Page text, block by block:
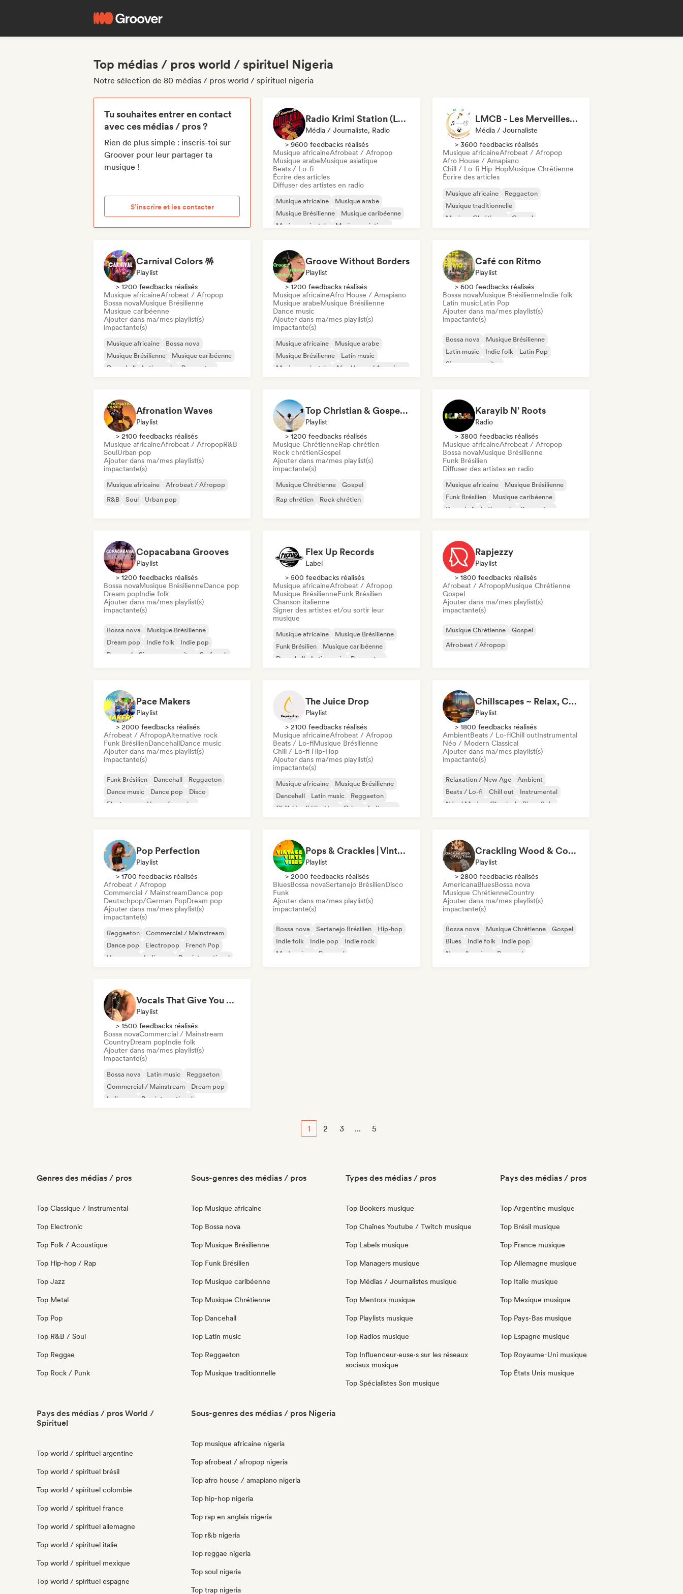
Top médias / pros world / spirituel Nigeria
Notre sélection de 80 médias / pros world / spirituel nigeria
Tu souhaites entrer en contact
avec ces médias / pros ?
Rien de plus simple : inscris-toi sur
Groover pour leur partager ta
musique !
S’inscrire et les contacter
Radio Krimi Station (La Radio)
Média / Journaliste, Radio
> 9600 feedbacks réalisés
Musique africaineAfrobeat / Afropop
Musique arabeMusique asiatique
Beats / Lo-fi
Écrire des articles
Diffuser des artistes en radio
Musique africaine
Musique arabe
Musique Brésilienne
Musique caribéenne
Musique orientale
Musique asiatique
LMCB - Les Merveilles du Congo 🇨🇬
Média / Journaliste
> 3600 feedbacks réalisés
Musique africaineAfrobeat / Afropop
Afro House / Amapiano
Chill / Lo-fi Hip-HopMusique Chrétienne
Écrire des articles
Musique africaine
Reggaeton
Musique traditionnelle
Musique Chrétienne
Gospel
Chill / Lo-fi Hip-Hop
Carnival Colors 🪅
Playlist
> 1200 feedbacks réalisés
Musique africaineAfrobeat / Afropop
Bossa novaMusique Brésilienne
Musique caribéenne
Ajouter dans ma/mes playlist(s)
impactante(s)
Musique africaine
Bossa nova
Musique Brésilienne
Musique caribéenne
Dancehall
Latin music
Reggaeton
Groove Without Borders
Playlist
> 1200 feedbacks réalisés
Musique africaineAfro House / Amapiano
Musique arabeMusique Brésilienne
Dance music
Ajouter dans ma/mes playlist(s)
impactante(s)
Musique africaine
Musique arabe
Musique Brésilienne
Latin music
Musique orientale
Afro House / Amapiano
Café con Ritmo
Playlist
> 600 feedbacks réalisés
Bossa novaMusique BrésilienneIndie folk
Latin musicLatin Pop
Ajouter dans ma/mes playlist(s)
impactante(s)
Bossa nova
Musique Brésilienne
Latin music
Indie folk
Latin Pop
Singer-songwriter
Afronation Waves
Playlist
> 2100 feedbacks réalisés
Musique africaineAfrobeat / AfropopR&B
SoulUrban pop
Ajouter dans ma/mes playlist(s)
impactante(s)
Musique africaine
Afrobeat / Afropop
R&B
Soul Urban pop
Top Christian & Gospel for the Soul
Playlist
> 1200 feedbacks réalisés
Musique ChrétienneRap chrétien
Rock chrétienGospel
Ajouter dans ma/mes playlist(s)
impactante(s)
Musique Chrétienne
Gospel
Rap chrétien
Rock chrétien
Karayib N' Roots
Radio
> 3800 feedbacks réalisés
Musique africaineAfrobeat / Afropop
Bossa novaMusique Brésilienne
Funk Brésilien
Diffuser des artistes en radio
Musique africaine
Musique Brésilienne
Funk Brésilien
Musique caribéenne
Dancehall
Latin music
Reggaeton
Copacabana Grooves
Playlist
> 1200 feedbacks réalisés
Bossa novaMusique BrésilienneDance pop
Dream popIndie folk
Ajouter dans ma/mes playlist(s)
impactante(s)
Bossa nova
Musique Brésilienne
Dream pop
Indie folk
Indie pop
Pop soul
Singer-songwriter Surf rock
Flex Up Records
Label
> 500 feedbacks réalisés
Musique africaineAfrobeat / Afropop
Musique BrésilienneFunk Brésilien
Chanson italienne
Signer des artistes et/ou sortir leur
musique
Musique africaine
Musique Brésilienne
Funk Brésilien
Musique caribéenne
Dancehall
Latin music
Reggaeton
Rapjezzy
Playlist
> 1800 feedbacks réalisés
Afrobeat / AfropopMusique Chrétienne
Gospel
Ajouter dans ma/mes playlist(s)
impactante(s)
Musique Chrétienne
Gospel
Afrobeat / Afropop
Pace Makers
Playlist
> 2000 feedbacks réalisés
Afrobeat / AfropopAlternative rock
Funk BrésilienDancehallDance music
Ajouter dans ma/mes playlist(s)
impactante(s)
Funk Brésilien Dancehall
Reggaeton
Dance music
Dance pop
Disco
Electropop
House française
The Juice Drop
Playlist
> 2100 feedbacks réalisés
Musique africaineAfrobeat / Afropop
Beats / Lo-fiMusique Brésilienne
Chill / Lo-fi Hip-Hop
Ajouter dans ma/mes playlist(s)
impactante(s)
Musique africaine
Musique Brésilienne
Dancehall
Latin music
Reggaeton
Chill / Lo-fi Hip-Hop
Grime Indie pop
Chillscapes ~ Relax, Concentrate, Meditate, Sleep, Dream
Playlist
> 1800 feedbacks réalisés
AmbientBeats / Lo-fiChill outInstrumental
Néo / Modern Classical
Ajouter dans ma/mes playlist(s)
impactante(s)
Relaxation / New Age
Ambient
Beats / Lo-fi
Chill out
Instrumental
Néo / Modern Classical
Piano Solo
Pop Perfection
Playlist
> 1700 feedbacks réalisés
Afrobeat / Afropop
Commercial / MainstreamDance pop
Deutschpop/German PopDream pop
Ajouter dans ma/mes playlist(s)
impactante(s)
Reggaeton
Commercial / Mainstream
Dance pop
Electropop
French Pop
Hyperpop
Indie pop Pop international
Pops & Crackles | Vintage Vinyl Vibes
Playlist
> 2000 feedbacks réalisés
BluesBossa novaSertanejo BrésilienDisco
Funk
Ajouter dans ma/mes playlist(s)
impactante(s)
Bossa nova Sertanejo Brésilien
Hip-hop
Indie folk
Indie pop
Indie rock
Modern jazz
Pop soul
Crackling Wood & Cozy Vibes 🔥 Singer-Songwriter, Dream Pop & Bedroom Pop
Playlist
> 2800 feedbacks réalisés
AmericanaBluesBossa nova
Musique ChrétienneCountry
Ajouter dans ma/mes playlist(s)
impactante(s)
Bossa nova Musique Chrétienne
Gospel
Blues
Indie folk
Indie pop
Nouvelle scène
Pop soul
Vocals That Give You Chills
Playlist
> 1500 feedbacks réalisés
Bossa novaCommercial / Mainstream
CountryDream popIndie folk
Ajouter dans ma/mes playlist(s)
impactante(s)
Bossa nova Latin music
Reggaeton
Commercial / Mainstream
Dream pop
Indie pop
Pop international
1 2 3 ... 5
Genres des médias / pros
Top Classique / Instrumental
Top Electronic
Top Folk / Acoustique
Top Hip-hop / Rap
Top Jazz
Top Metal
Top Pop
Top R&B / Soul
Top Reggae
Top Rock / Punk
Sous-genres des médias / pros
Top Musique africaine
Top Bossa nova
Top Musique Brésilienne
Top Funk Brésilien
Top Musique caribéenne
Top Musique Chrétienne
Top Dancehall
Top Latin music
Top Reggaeton
Top Musique traditionnelle
Types des médias / pros
Top Bookers musique
Top Chaînes Youtube / Twitch musique
Top Labels musique
Top Managers musique
Top Médias / Journalistes musique
Top Mentors musique
Top Playlists musique
Top Radios musique
Top Influenceur·euse·s sur les réseaux
sociaux musique
Top Spécialistes Son musique
Pays des médias / pros
Top Argentine musique
Top Brésil musique
Top France musique
Top Allemagne musique
Top Italie musique
Top Mexique musique
Top Pays-Bas musique
Top Espagne musique
Top Royaume-Uni musique
Top États Unis musique
Pays des médias / pros World /
Spirituel
Top world / spirituel argentine
Top world / spirituel brésil
Top world / spirituel colombie
Top world / spirituel france
Top world / spirituel allemagne
Top world / spirituel italie
Top world / spirituel mexique
Top world / spirituel espagne
Sous-genres des médias / pros Nigeria
Top musique africaine nigeria
Top afrobeat / afropop nigeria
Top afro house / amapiano nigeria
Top hip-hop nigeria
Top rap en anglais nigeria
Top r&b nigeria
Top reggae nigeria
Top soul nigeria
Top trap nigeria